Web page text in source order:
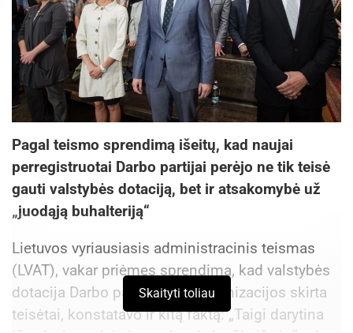
Pagal teismo sprendimą išeitų, kad naujai
perregistruotai Darbo partijai perėjo ne tik teisė
gauti valstybės dotaciją, bet ir atsakomybė už
„juodąją buhalteriją“
Lietuvos vyriausiasis administracinis teismas
(LVAT), vakar priėmęs sprendimą, kad valstybės
dotacija Darbo partijai po reorganizacijos skirta
teisėtai, konstatavo ir kitą faktą: „Taigi darytina
Skaityti toliau